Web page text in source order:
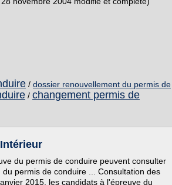
/ dossier renouvellement du permis de
/ changement permis de
du permis de conduire peuvent consulter
du permis de conduire ... Consultation des
2015, les candidats à l'épreuve du